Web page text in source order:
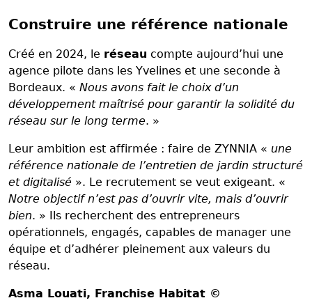
Construire une référence nationale
Créé en 2024, le réseau compte aujourd’hui une
agence pilote dans les Yvelines et une seconde à
Bordeaux. « Nous avons fait le choix d’un
développement maîtrisé pour garantir la solidité du
réseau sur le long terme. »
Leur ambition est affirmée : faire de ZYNNIA « une
référence nationale de l’entretien de jardin structuré
et digitalisé ». Le recrutement se veut exigeant. «
Notre objectif n’est pas d’ouvrir vite, mais d’ouvrir
bien. » Ils recherchent des entrepreneurs
opérationnels, engagés, capables de manager une
équipe et d’adhérer pleinement aux valeurs du
réseau.
Asma Louati, Franchise Habitat ©